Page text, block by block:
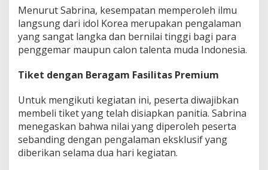
Menurut Sabrina, kesempatan memperoleh ilmu
langsung dari idol Korea merupakan pengalaman
yang sangat langka dan bernilai tinggi bagi para
penggemar maupun calon talenta muda Indonesia.
Tiket dengan Beragam Fasilitas Premium
Untuk mengikuti kegiatan ini, peserta diwajibkan
membeli tiket yang telah disiapkan panitia. Sabrina
menegaskan bahwa nilai yang diperoleh peserta
sebanding dengan pengalaman eksklusif yang
diberikan selama dua hari kegiatan.